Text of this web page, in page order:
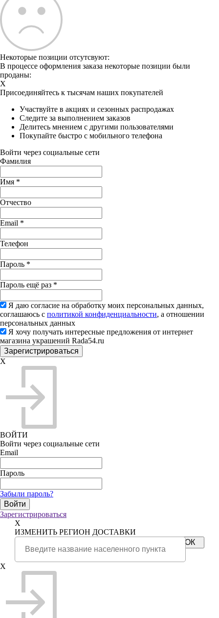
Некоторые позиции отсутсвуют:
В процессе оформления заказа некоторые позиции были
проданы:
X
Присоединяйтесь к тысячам наших покупателей
Участвуйте в акциях и сезонных распродажах
Следите за выполнением заказов
Делитесь мнением с другими пользователями
Покупайте быстро с мобильного телефона
Войти через социальные сети
Фамилия
Имя *
Отчество
Email *
Телефон
Пароль *
Пароль ещё раз *
Я даю согласие на обработку моих персональных данных,
соглашаюсь с политикой конфиденциальности, а отношении
персональных данных
Я хочу получать интересные предложения от интернет
магазина украшений Rada54.ru
X
ВОЙТИ
Войти через социальные сети
Email
Пароль
Забыли пароль?
Зарегистрироваться
X
ИЗМЕНИТЬ РЕГИОН ДОСТАВКИ
X